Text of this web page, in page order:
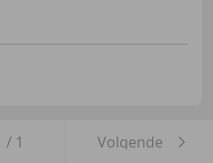
/ 1 Volgende